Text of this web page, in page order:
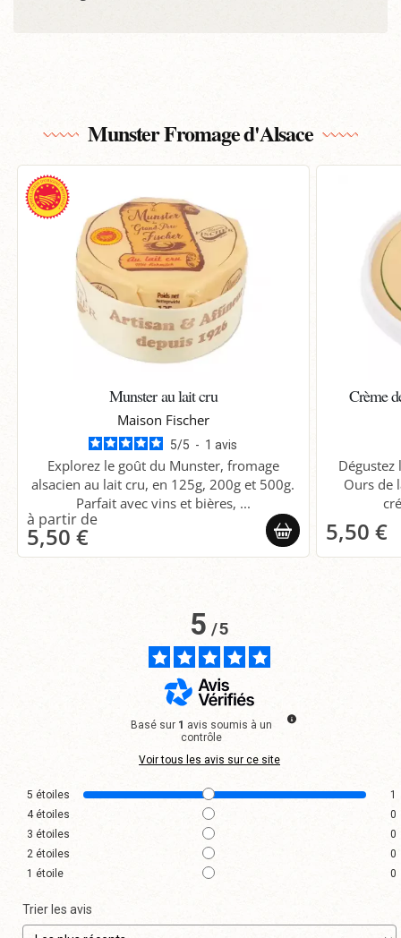
Munster Fromage d'Alsace
Munster au lait cru
Maison Fischer
5/5 - 1avis
Explorez le goût du Munster, fromage
alsacien au lait cru, en 125g, 200g et 500g.
Parfait avec vins et bières, ...
5,50 €
Crème
Dégustez
Ours de
5,50 €
5/5
Basé sur 1 avis soumis à un
contrôle
Voir tous les avis sur ce site
5 étoiles
1
4étoiles
0
3 étoiles
0
2 étoiles
0
1 étoile 0
Trier les avis